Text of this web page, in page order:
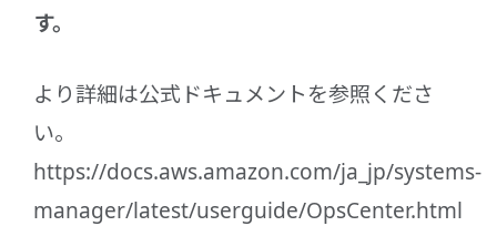
す。
より詳細は公式ドキュメントを参照くださ
い。
https://docs.aws.amazon.com/ja_jp/systems-
manager/latest/userguide/OpsCenter.html